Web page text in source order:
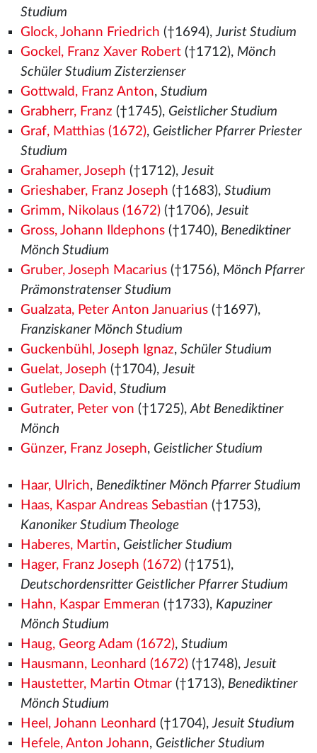
Studium
Glock, Johann Friedrich (†1694),Jurist Studium
Gockel, Franz Xaver Robert(†1712), Mönch
Schüler Studium Zisterzienser
Gottwald, Franz Anton, Studium
Grabherr, Franz (†1745), Geistlicher Studium
Graf, Matthias (1672), Geistlicher Pfarrer Priester
Studium
Grahamer, Joseph (†1712),Jesuit
Grieshaber, Franz Joseph (†1683), Studium
Grimm, Nikolaus (1672)(†1706),Jesuit
Gross, Johann Ildephons(†1740), Benediktiner
Mönch Studium
Gruber, Joseph Macarius(†1756), Mönch Pfarrer
Prämonstratenser Studium
Gualzata, Peter Anton Januarius(†1697),
Franziskaner Mönch Studium
Guckenbühl, Joseph Ignaz, Schüler Studium
Guelat, Joseph (†1704),Jesuit
Gutleber, David , Studium
Gutrater, Peter von (†1725),Abt Benediktiner
Mönch
Günzer, Franz Joseph, Geistlicher Studium
Haar, Ulrich, Benediktiner Mönch Pfarrer Studium
Haas, Kaspar Andreas Sebastian (†1753),
Kanoniker Studium Theologe
Haberes, Martin, Geistlicher Studium
Hager, Franz Joseph (1672)(†1751),
Deutschordensritter Geistlicher Pfarrer Studium
Hahn, Kaspar Emmeran (†1733), Kapuziner
Mönch Studium
Haug, Georg Adam (1672), Studium
Hausmann, Leonhard (1672)(†1748),Jesuit
Haustetter, Martin Otmar(†1713), Benediktiner
Mönch Studium
Heel, Johann Leonhard (†1704),Jesuit Studium
Hefele, Anton Johann, Geistlicher Studium